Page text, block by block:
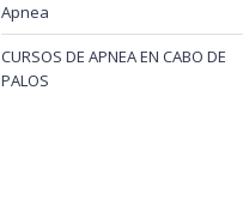
Apnea
CURSOS DE APNEA EN CABO DE
PALOS